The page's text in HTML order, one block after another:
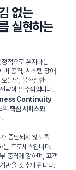
없는
실현하는
적으로 유지하는
공격, 시스템 장애,
늘날, 불확실한
략이 필수적입니다.
Continuity
의핵심 서비스와
.
중단되지 않도록
는 프로세스입니다.
충격에 강하며, 고객
반을 갖추게 됩니다.